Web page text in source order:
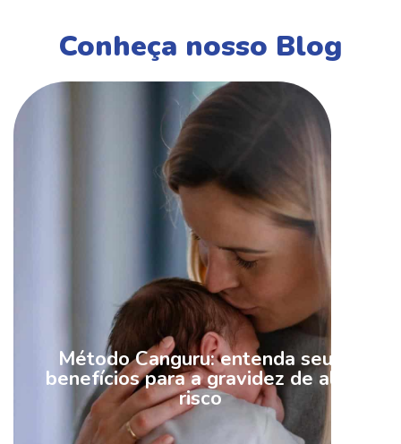
Conheça nosso Blog
Método Canguru: entenda seus
benefícios para a gravidez de alto
risco